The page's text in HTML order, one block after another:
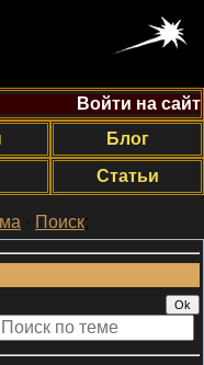
Войти на сайт
Блог
Статьи
· Поиск;